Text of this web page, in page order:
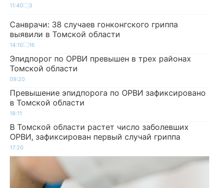
11:40 3
Санврачи: 38 случаев гонконгского гриппа
выявили в Томской области
14:10 16
Эпидпорог по ОРВИ превышен в трех районах
Томской области
09:20
Превышение эпидпорога по ОРВИ зафиксировано
в Томской области
18:11
В Томской области растет число заболевших
ОРВИ, зафиксирован первый случай гриппа
17:20